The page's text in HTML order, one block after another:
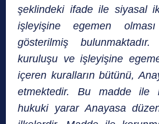
şeklindeki ifade ile siyasal
işleyişine egemen
gösterilmiş
kuruluşu ve işleyişine
içeren kuralların bütünü,
etmektedir. Bu madde ile
hukuki yarar Anayasa